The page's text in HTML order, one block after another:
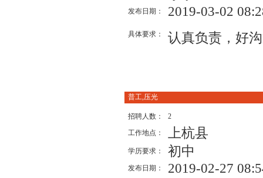
发布日期： 2019-03-02
具体要求： 认真负责，好
普工,压光
招聘人数：
2
工作地点：
上杭县
学历要求： 初中
发布日期： 2019-02-27